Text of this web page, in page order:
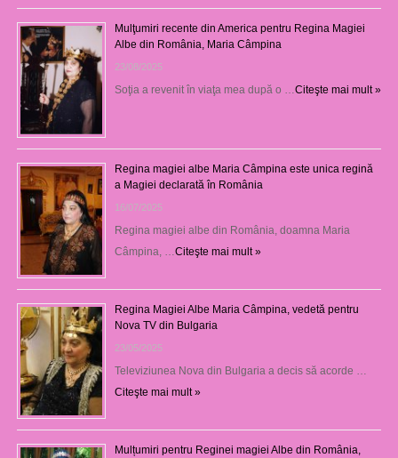
Mulţumiri recente din America pentru Regina Magiei
Albe din România, Maria Câmpina
23/08/2025
Soţia a revenit în viaţa mea după o … Citeşte mai mult »
Regina magiei albe Maria Câmpina este unica regină
a Magiei declarată în România
16/07/2025
Regina magiei albe din România, doamna Maria
Câmpina, … Citeşte mai mult »
Regina Magiei Albe Maria Câmpina, vedetă pentru
Nova TV din Bulgaria
23/05/2025
Televiziunea Nova din Bulgaria a decis să acorde …
Citeşte mai mult »
Mulțumiri pentru Reginei magiei Albe din România,